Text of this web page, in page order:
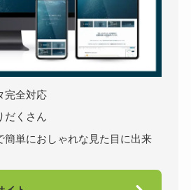
完全対応
だくさん
簡単におしゃれな見た目に出来